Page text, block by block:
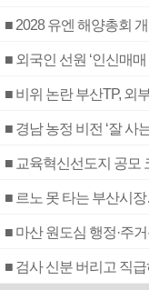
■ 2028 유엔 해양총회
■ 외국인 선원 ‘인신매
■ 비위 논란 부산TP, 외
■ 경남 농정 비전 ‘잘
■ 교육혁신선도지 공모
■ 르노 못 타는 부산시
■ 마산 원도심 행정·주